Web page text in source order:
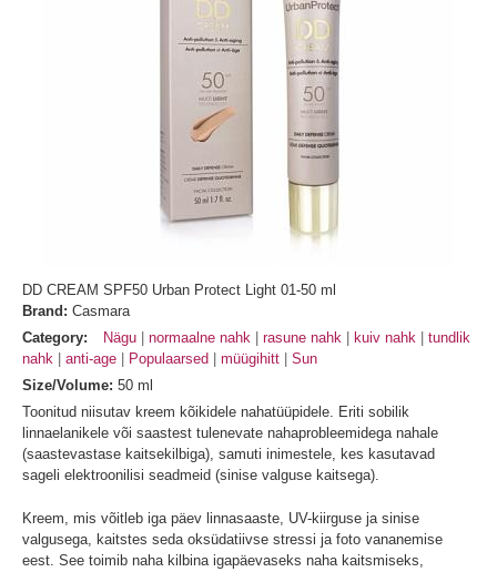
DD CREAM SPF50 Urban Protect Light 01-50 ml
Brand: Casmara
Category:
Nägu normaalne nahk rasune nahk kuiv nahk
tundlik
nahk
anti-age Populaarsed müügihitt
Sun
Size/Volume: 50 ml
Toonitud niisutav kreem kõikidele nahatüüpidele. Eriti sobilik
linnaelanikele või saastest tulenevate nahaprobleemidega nahale
(saastevastase kaitsekilbiga), samuti inimestele, kes kasutavad
sageli elektroonilisi seadmeid (sinise valguse kaitsega).
Kreem, mis võitleb iga päev linnasaaste, UV-kiirguse ja sinise
valgusega, kaitstes seda oksüdatiivse stressi ja foto vananemise
eest. See toimib naha kilbina igapäevaseks naha kaitsmiseks,